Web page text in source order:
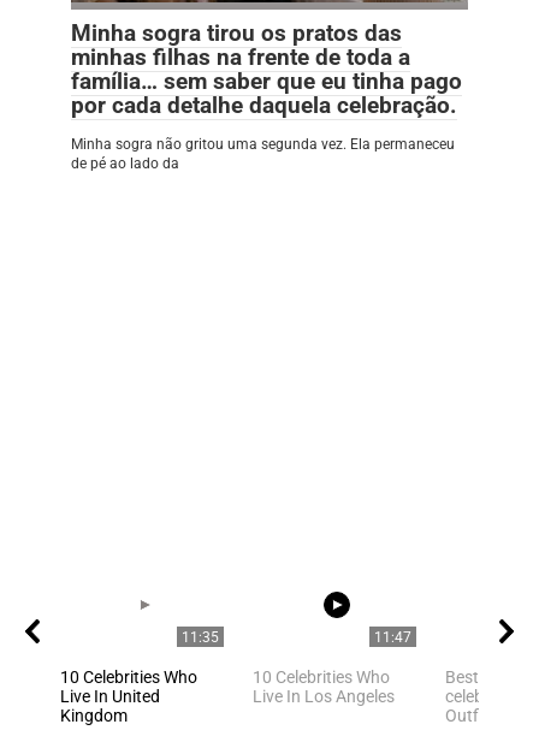
Minha sogra tirou os pratos das
minhas filhas na frente de toda a
família… sem saber que eu tinha pago
por cada detalhe daquela celebração.
Minha sogra não gritou uma segunda vez. Ela permaneceu
de pé ao lado da
11:35
10 Celebrities Who
Live In United
Kingdom
11:47
10 Celebrities Who
Live In Los Angeles
Best
celebrities
Outfit Ideas